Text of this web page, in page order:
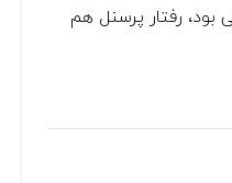
بود، رفتار پرسنل هم